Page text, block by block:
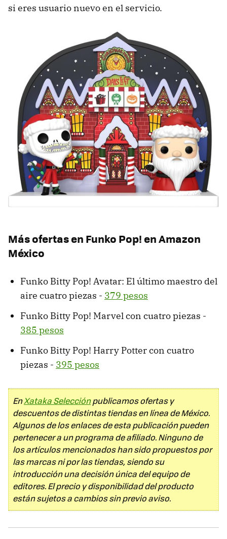
si eres usuario nuevo en el servicio.
Más ofertas en Funko Pop! en Amazon
México
Funko Bitty Pop! Avatar: El último maestro del
aire cuatro piezas - 379 pesos
Funko Bitty Pop! Marvel con cuatro piezas -
385 pesos
Funko Bitty Pop! Harry Potter con cuatro
piezas - 395 pesos
EnXataka Selecciónpublicamos ofertas y
descuentos de distintas tiendas en línea de México.
Algunos de los enlaces de esta publicación pueden
pertenecer a un programa de afiliado. Ninguno de
los artículos mencionados han sido propuestos por
las marcas ni por las tiendas, siendo su
introducción una decisión única del equipo de
editores. El precio y disponibilidad del producto
están sujetos a cambios sin previo aviso.